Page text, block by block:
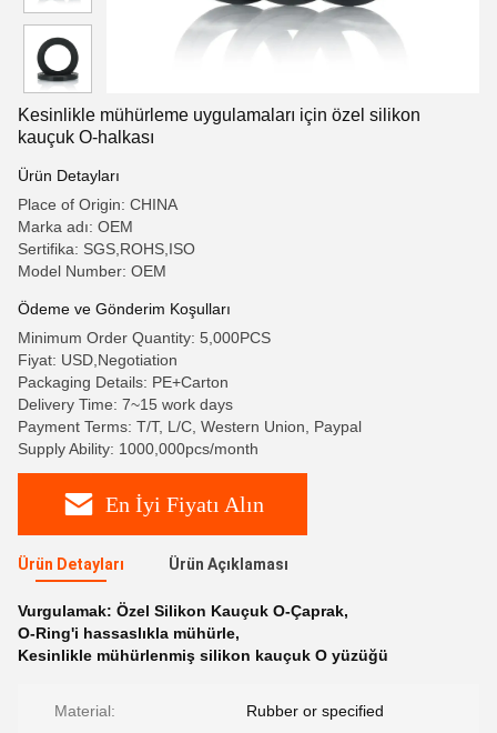
Kesinlikle mühürleme uygulamaları için özel silikon
kauçuk O-halkası
Ürün Detayları
Place of Origin: CHINA
Marka adı: OEM
Sertifika: SGS,ROHS,ISO
Model Number: OEM
Ödeme ve Gönderim Koşulları
Minimum Order Quantity: 5,000PCS
Fiyat: USD,Negotiation
Packaging Details: PE+Carton
Delivery Time: 7~15 work days
Payment Terms: T/T, L/C, Western Union, Paypal
Supply Ability: 1000,000pcs/month
En İyi Fiyatı Alın
Ürün Detayları Ürün Açıklaması
Vurgulamak: Özel Silikon Kauçuk O-Çaprak,
O-Ring'i hassaslıkla mühürle,
Kesinlikle mühürlenmiş silikon kauçuk O yüzüğü
Material: Rubber or specified